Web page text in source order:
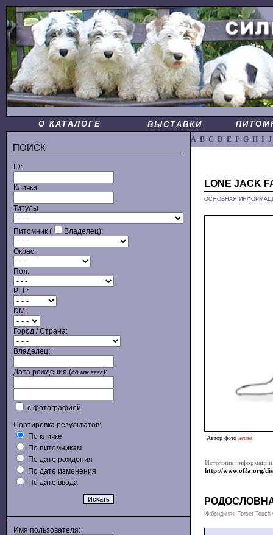
О КАТАЛОГЕ ВЫСТАВКИ
ПОИСК
ID:
Кличка:
Титулы
Питомник ( Владелец):
Окрас:
Пол:
PLL:
DM:
Город / Страна:
Владелец:
Дата рождения (дд.мм.гггг):
с фотографией
Сортировка результатов:
По кличке
По питомникам
По дате рождения
По дате изменения
По дате ввода
Имя пользователя:
A·B·C ·D ·E·F·G·H·I ·J
LONE JACK
ОСНОВНАЯ
Автор фото неизв.
Источник
http://www.offa.org/
Инбридинги: Torset